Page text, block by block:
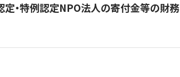
定・特例認定NPO法人の寄付金等の財